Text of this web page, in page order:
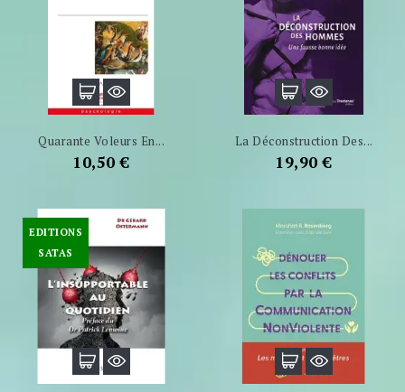
Quarante Voleurs En...
Prix
10,50 €
La Déconstruction Des...
Prix
19,90 €
EDITIONS
SATAS